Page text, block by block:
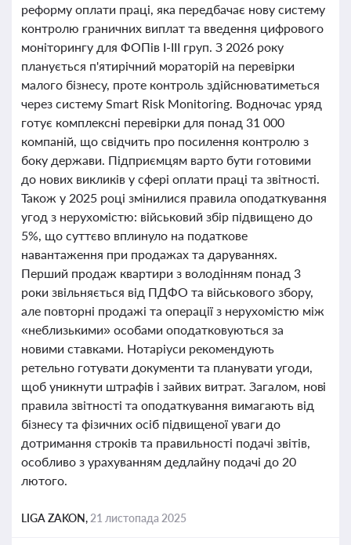
реформу оплати праці, яка передбачає нову систему
контролю граничних виплат та введення цифрового
моніторингу для ФОПів I-III груп. З 2026 року
планується п'ятирічний мораторій на перевірки
малого бізнесу, проте контроль здійснюватиметься
через систему Smart Risk Monitoring. Водночас уряд
готує комплексні перевірки для понад 31 000
компаній, що свідчить про посилення контролю з
боку держави. Підприємцям варто бути готовими
до нових викликів у сфері оплати праці та звітності.
Також у 2025 році змінилися правила оподаткування
угод з нерухомістю: військовий збір підвищено до
5%, що суттєво вплинуло на податкове
навантаження при продажах та даруваннях.
Перший продаж квартири з володінням понад 3
роки звільняється від ПДФО та військового збору,
але повторні продажі та операції з нерухомістю між
«неблизькими» особами оподатковуються за
новими ставками. Нотаріуси рекомендують
ретельно готувати документи та планувати угоди,
щоб уникнути штрафів і зайвих витрат. Загалом, нові
правила звітності та оподаткування вимагають від
бізнесу та фізичних осіб підвищеної уваги до
дотримання строків та правильності подачі звітів,
особливо з урахуванням дедлайну подачі до 20
лютого.
LIGA ZAKON, 21 листопада 2025